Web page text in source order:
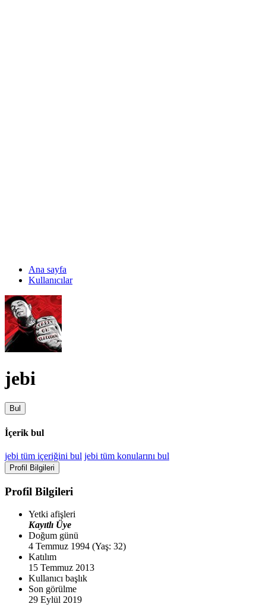
Ana sayfa
Kullanıcılar
jebi
Bul
İçerik bul
jebi tüm içeriğini bul jebi tüm konularını bul
Profil Bilgileri
Profil Bilgileri
Yetki afişleri
Kayıtlı Üye
Doğum günü
4 Temmuz 1994 (Yaş: 32)
Katılım
15 Temmuz 2013
Kullanıcı başlık
Son görülme
29 Eylül 2019